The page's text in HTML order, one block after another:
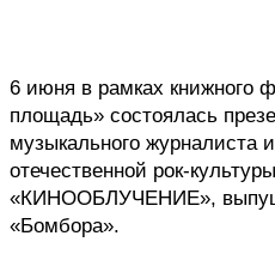
6 июня в рамках книжного
площадь» состоялась
музыкального журналиста
отечественной рок-
«КИНООБЛУЧЕНИЕ»,
«Бомбора».